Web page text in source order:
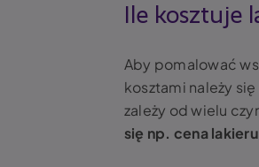
Ile kosztuje
Aby pomalować
kosztami należy
zależy od wielu
się np. cena